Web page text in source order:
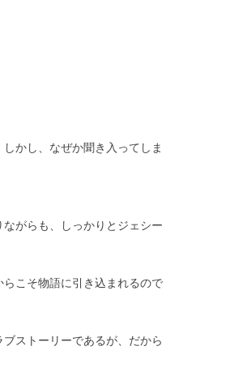
かし、なぜか聞き入ってしま
がらも、しっかりとジェシー
こそ物語に引き込まれるので
ストーリーであるが、だから